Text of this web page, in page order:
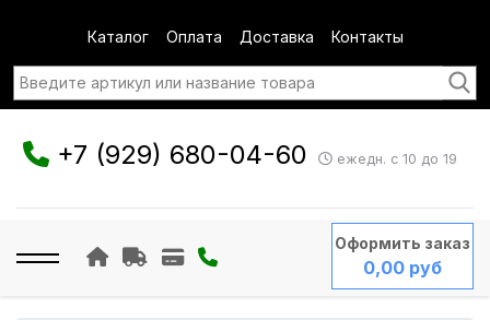
Каталог Оплата Доставка Контакты
+7 (929) 680-04-60 ежедн. с 10 до 19
Оформить заказ
0,00 руб